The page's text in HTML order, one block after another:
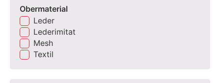
Obermaterial
Leder
Lederimitat
Mesh
Textil